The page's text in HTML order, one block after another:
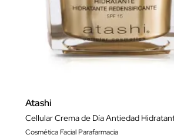
Atashi
Cosmética Facial Parafarmacia